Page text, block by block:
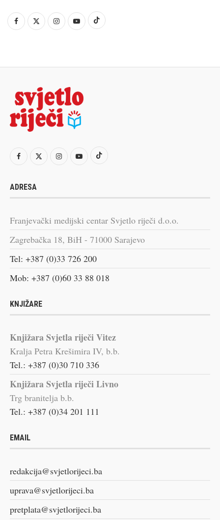
ADRESA
Franjevački medijski centar Svjetlo riječi d.o.o.
Zagrebačka 18, BiH - 71000 Sarajevo
Tel: +387 (0)33 726 200
Mob: +387 (0)60 33 88 018
KNJIŽARE
Knjižara Svjetla riječi Vitez
Kralja Petra Krešimira IV, b.b.
Tel.: +387 (0)30 710 336
Knjižara Svjetla riječi Livno
Trg branitelja b.b.
Tel.: +387 (0)34 201 111
EMAIL
redakcija@svjetlorijeci.ba
uprava@svjetlorijeci.ba
pretplata@svjetlorijeci.ba